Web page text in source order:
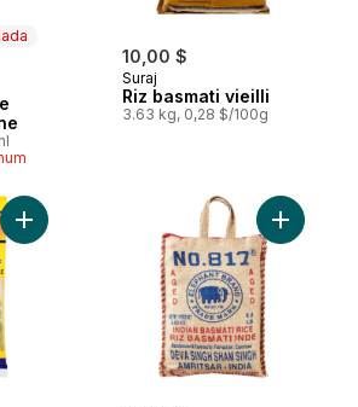
10,00 $
Suraj
Riz basmati vieilli
3.63 kg, 0,28 $/100g
Ajouter Graines de cardamome verte
Ajouter